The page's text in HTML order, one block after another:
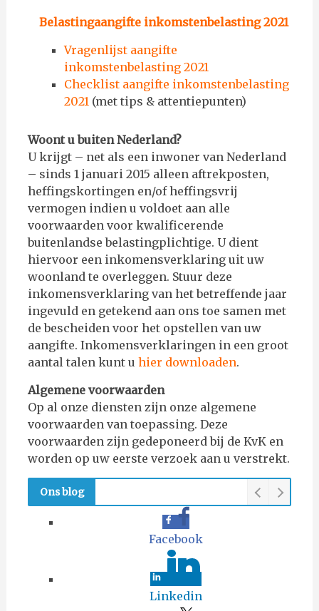
Belastingaangifte inkomstenbelasting 2021
Vragenlijst aangifte
inkomstenbelasting 2021
Checklist aangifte inkomstenbelasting
2021(met tips & attentiepunten)
Woont u buiten Nederland?
U krijgt – net als een inwoner van Nederland
– sinds 1 januari 2015 alleen aftrekposten,
heffingskortingen en/of heffingsvrij
vermogen indien u voldoet aan alle
voorwaarden voor kwalificerende
buitenlandse belastingplichtige. U dient
hiervoor een inkomensverklaring uit uw
woonland te overleggen. Stuur deze
inkomensverklaring van het betreffende jaar
ingevuld en getekend aan ons toe samen met
de bescheiden voor het opstellen van uw
aangifte. Inkomensverklaringen in een groot
aantal talen kunt u hier downloaden.
Algemene voorwaarden
Op al onze diensten zijn onze algemene
voorwaarden van toepassing. Deze
voorwaarden zijn gedeponeerd bij de KvK en
worden op uw eerste verzoek aan u verstrekt.
Ons blog
Facebook
Linkedin